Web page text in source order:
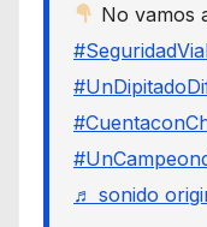
No vamos
♬ sonido